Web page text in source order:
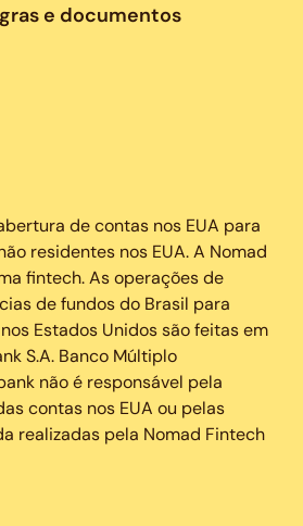
e documentos
de contas nos EUA para
residentes nos EUA. A Nomad
fintech. As operações de
de fundos do Brasil para
Estados Unidos são feitas em
S.A. Banco Múltiplo
não é responsável pela
contas nos EUA ou pelas
realizadas pela Nomad Fintech